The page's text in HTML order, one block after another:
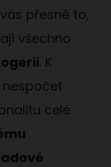
přesně to,
všechno
. K
celé